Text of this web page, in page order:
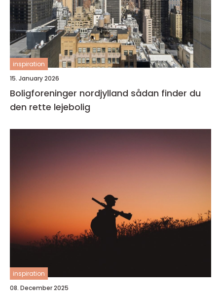
inspiration
15. January 2026
Boligforeninger nordjylland sådan finder du
den rette lejebolig
inspiration
08. December 2025